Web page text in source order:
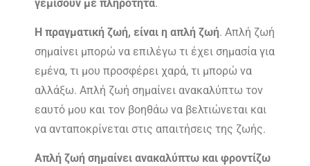
γεμίσουν με πληρότητα.
Η πραγματική ζωή, είναι η απλή ζωή. Απλή ζωή
σημαίνει μπορώ να επιλέγω τι έχει σημασία για
εμένα, τι μου προσφέρει χαρά, τι μπορώ να
αλλάξω. Απλή ζωή σημαίνει ανακαλύπτω τον
εαυτό μου και τον βοηθάω να βελτιώνεται και
να ανταποκρίνεται στις απαιτήσεις της ζωής.
Απλή ζωή σημαίνει ανακαλύπτω και φροντίζω